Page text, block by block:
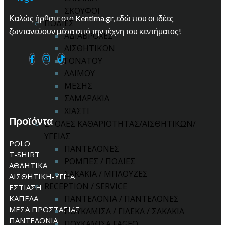
ΣΚΟΥΦΟΙ
ΠΟΔΙΕΣ
ΑΔΙΑΒΡΟΧΕΣ
ΑΙΣΘΗΤΙΚΩΝ
ΓΟΝΑΤΟΥ
ΛΑΙΜΟΥ
ΜΕΣΗΣ
ΣΑΜΑΡΑΚΙΑ
ΧΙΑΣΤΙ
ΣΤΟΛΕΣ ΚΑΘΑΡΙΟΤΗΤΑΣ/ΑΙΣΘΗΤΙΚΩΝ/
ΥΓΕΙΑΣ
ΠΑΝΤΕΛΟΝΕΣ
ΡΟΜΠΕΣ / ΠΟΔΙΕΣ
ΣΑΚΑΚΙΑ / ΜΠΛΟΥΖΕΣ
RECEPTION / SERVICE
ΠΑΝΤΕΛΟΝΙΑ / ΠΑΝΤΕΛΟΝΕΣ
ΠΟΥΚΑΜΙΣΑ / ΓΙΛΕΚΑ / ΣΑΚΑΚΙΑ
Καλώς ήρθατε στο Kentima.gr, εδώ που οι ιδέες
ζωντανεύουν μέσα από την τέχνη του κεντήματος!
Προϊόντα
POLO
T-SHIRT
ΑΘΛΗΤΙΚΑ
ΑΙΣΘΗΤΙΚΗ-ΥΓΕΙΑ
ΕΣΤΙΑΣΗ
ΚΑΠΕΛΑ
ΜΕΣΑ ΠΡΟΣΤΑΣΙΑΣ
ΠΑΝΤΕΛΟΝΙΑ